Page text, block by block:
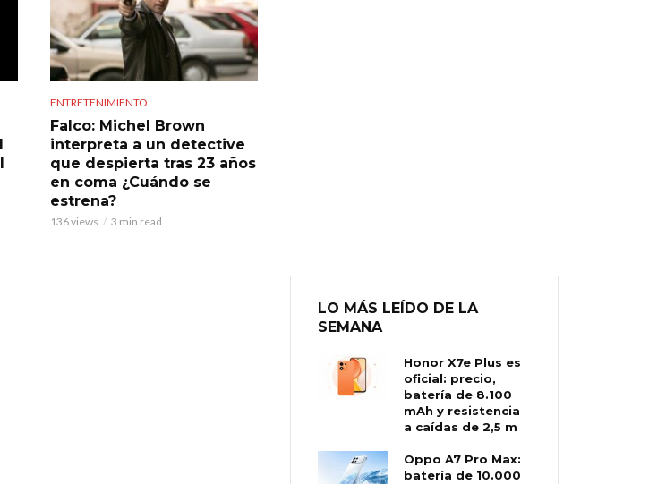
ENTRETENIMIENTO
Falco: Michel Brown
interpreta a un detective
que despierta tras 23 años
en coma ¿Cuándo se
estrena?
136 views 3 min read
LO MÁS LEÍDO DE LA
SEMANA
Honor X7e Plus es
oficial: precio,
batería de 8.100
mAh y resistencia
a caídas de 2,5 m
Oppo A7 Pro Max:
batería de 10.000